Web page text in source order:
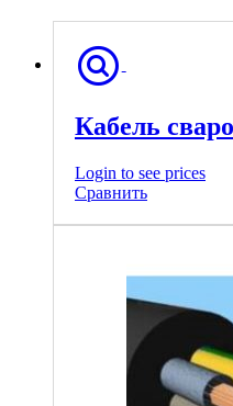
Кабель
Login to see prices
Сравнить